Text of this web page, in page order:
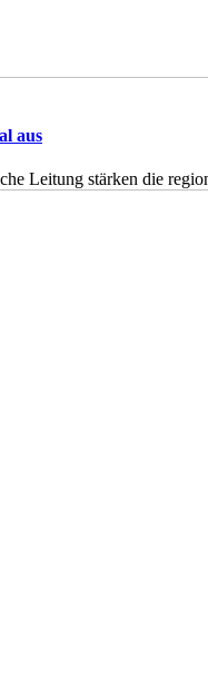
aus
Leitung stärken die